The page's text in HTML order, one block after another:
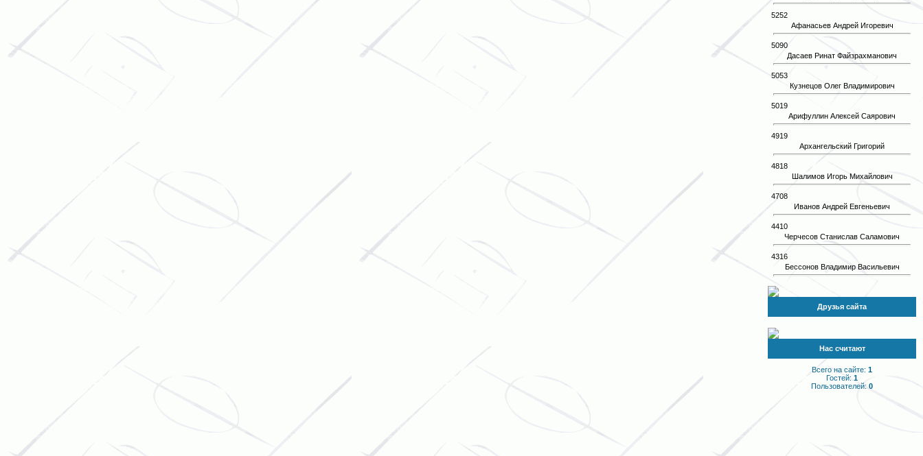
5252
Афанасьев Андрей Игоревич
5090
Дасаев Ринат Файзрахманович
5053
Кузнецов Олег Владимирович
5019
Арифуллин Алексей Саярович
4919
Архангельский Григорий
4818
Шалимов Игорь Михайлович
4708
Иванов Андрей Евгеньевич
4410
Черчесов Станислав Саламович
4316
Бессонов Владимир Васильевич
Друзья сайта
Нас считают
Всего на сайте: 1
Гостей: 1
Пользователей: 0